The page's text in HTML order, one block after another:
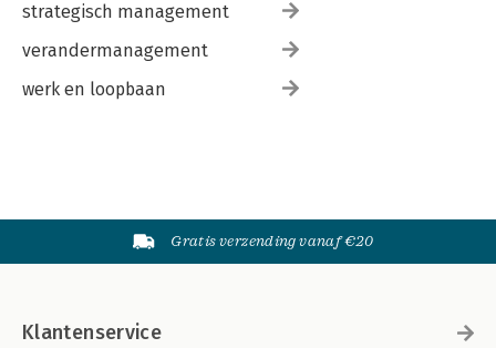
strategisch management
verandermanagement
werk en loopbaan
Gratis verzending vanaf €20
Klantenservice